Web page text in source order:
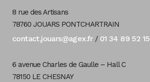
8 rue des Artisans
78760 JOUARS PONTCHARTRAIN
contact.jouars@agex.fr/ 01 34 89 52 15
6 avenue Charles de Gaulle – Hall C
78150 LE CHESNAY